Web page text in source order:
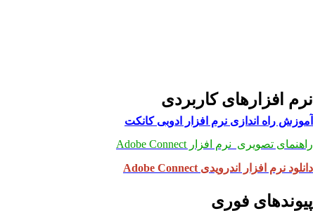
نرم افزارهای کاربردی
آموزش راه اندازی نرم افزار ادوبی کانکت
راهنمای تصویری نرم افزار Adobe Connect
دانلود نرم افزار اندرویدی Adobe Connect
پیوندهای فوری